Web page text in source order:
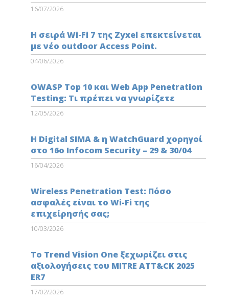
16/07/2026
Η σειρά Wi-Fi 7 της Zyxel επεκτείνεται
με νέο outdoor Access Point.
04/06/2026
OWASP Top 10 και Web App Penetration
Testing: Τι πρέπει να γνωρίζετε
12/05/2026
Η Digital SIMA & η WatchGuard χορηγοί
στο 16ο Infocom Security – 29 & 30/04
16/04/2026
Wireless Penetration Test: Πόσο
ασφαλές είναι το Wi-Fi της
επιχείρησής σας;
10/03/2026
Το Trend Vision One ξεχωρίζει στις
αξιολογήσεις του MITRE ATT&CK 2025
ER7
17/02/2026